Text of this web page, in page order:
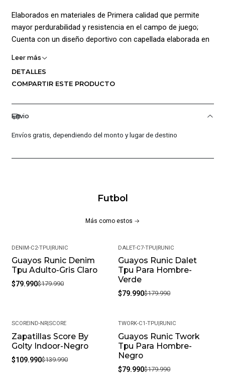
Elaborados en materiales de Primera calidad que permite
mayor perdurabilidad y resistencia en el campo de juego;
Cuenta con un diseño deportivo con capellada elaborada en
lengüeta delgada se adapta fácilmente al empeine del pie y la
parte interna posee textura suave al tacto maximizado la
sensación de confort igualmente posee Logo estampado en
daña el terreno de juego ideal para su uso en césped corto o
Logo Runic estampado
Tacos multidireccionales
Uso en superficies en césped corto o superficies
artificiales (TPU)
Peso del paquete: 1 kg
Modelo: FASTER-C1-TPU
Leer más
DETALLES
COMPARTIR ESTE PRODUCTO
Envio
Envíos gratis, dependiendo del monto y lugar de destino
Futbol
Más como estos
-56%
DENIM-C2-TPU|RUNIC
Guayos Runic Denim
Tpu Adulto-Gris Claro
$79.990$179.990
-56%
DALET-C7-TPU|RUNIC
Guayos Runic Dalet
Tpu Para Hombre-
Verde
$79.990$179.990
-21%
SCOREIND-NR| SCORE
Zapatillas Score By
Golty Indoor-Negro
$109.990$139.990
-56%
TWORK-C1-TPU RUNIC
Guayos Runic Twork
Tpu Para Hombre-
Negro
$79.990$179.990